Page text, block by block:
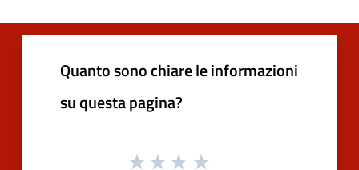
Quanto sono chiare le informazioni
su questa pagina?